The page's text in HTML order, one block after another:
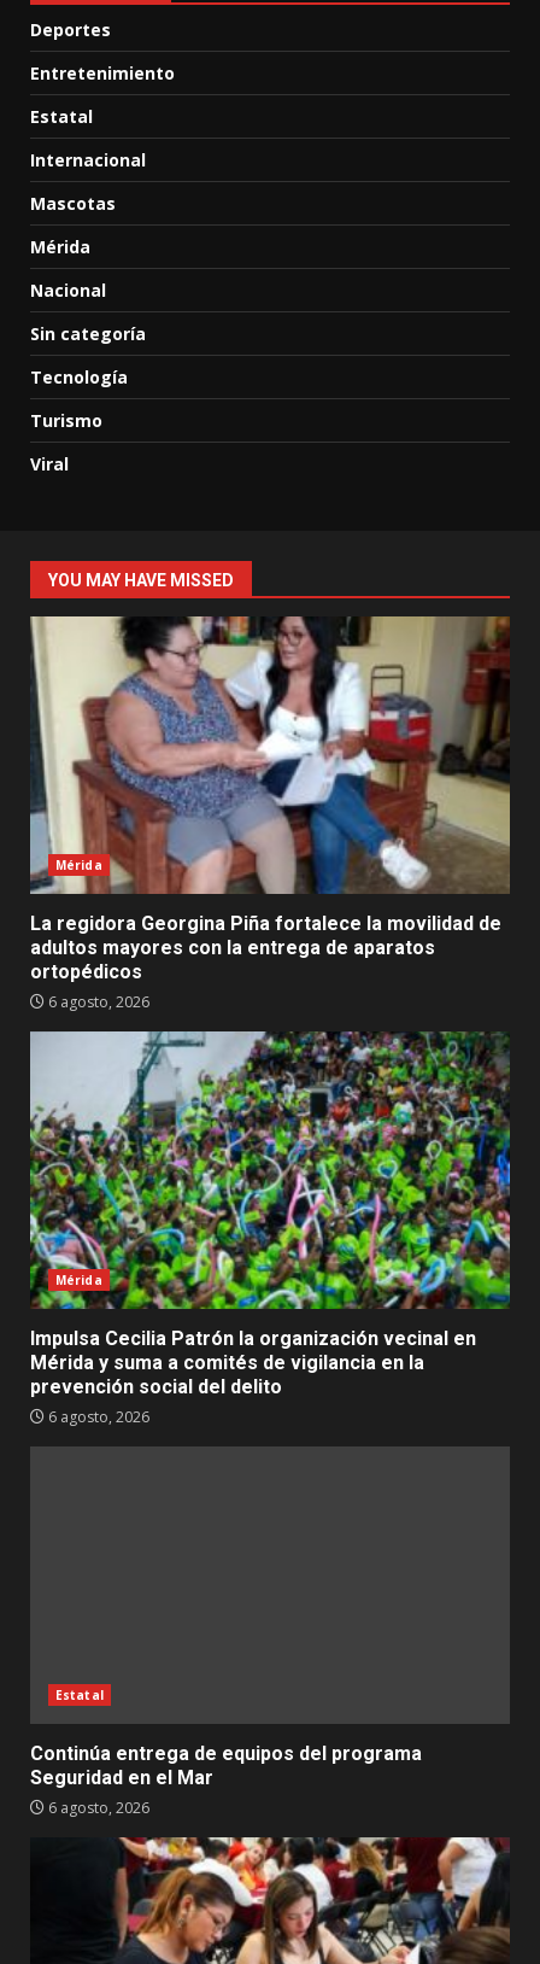
Deportes
Entretenimiento
Estatal
Internacional
Mascotas
Mérida
Nacional
Sin categoría
Tecnología
Turismo
Viral
YOU MAY HAVE MISSED
Mérida
La regidora Georgina Piña fortalece la movilidad de
adultos mayores con la entrega de aparatos
ortopédicos
6 agosto, 2026
Mérida
Impulsa Cecilia Patrón la organización vecinal en
Mérida y suma a comités de vigilancia en la
prevención social del delito
6 agosto, 2026
Estatal
Continúa entrega de equipos del programa
Seguridad en el Mar
6 agosto, 2026